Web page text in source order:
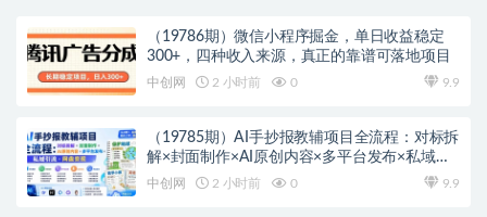
（19786期）微信小程序掘金，单日收益稳定
300+，四种收入来源，真正的靠谱可落地项目
中创网 2 小时前 0 9.9
（19785期）AI手抄报教辅项目全流程：对标拆
解×封面制作×AI原创内容×多平台发布×私域引
流×网盘变现
中创网 2 小时前 0 9.9